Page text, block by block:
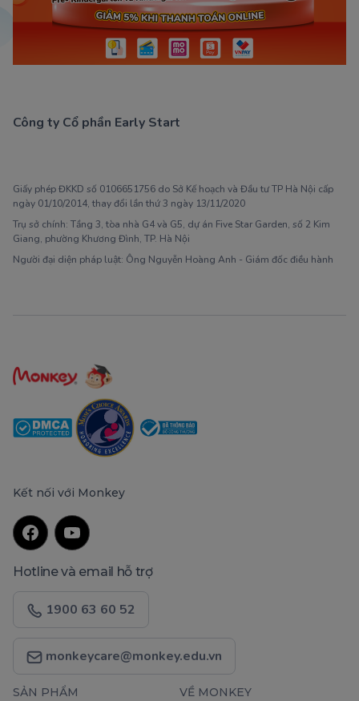
Công ty Cổ phần Early Start
Giấy phép ĐKKD số 0106651756 do Sở Kế hoạch và Đầu tư TP Hà Nội cấp
ngày 01/10/2014, thay đổi lần thứ 3 ngày 13/11/2020
Trụ sở chính: Tầng 3, tòa nhà G4 và G5, dự án Five Star Garden, số 2 Kim
Giang, phường Khương Đình, TP. Hà Nội
Người đại diện pháp luật: Ông Nguyễn Hoàng Anh - Giám đốc điều hành
Kết nối với Monkey
Hotline và email hỗ trợ
1900 63 60 52
monkeycare@monkey.edu.vn
SẢN PHẨM VỀ MONKEY